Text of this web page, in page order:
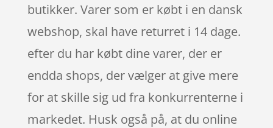
butikker. Varer som er købt i en dansk
webshop, skal have returret i 14 dage.
efter du har købt dine varer, der er
endda shops, der vælger at give mere
for at skille sig ud fra konkurrenterne i
markedet. Husk også på, at du online